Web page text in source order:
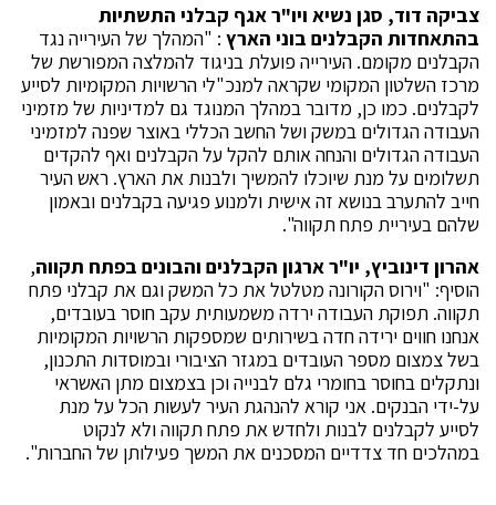
צביקה דוד, סגן נשיא ויו"ר אגף קבלני התשתיות
בהתאחדות הקבלנים בוני הארץ : "המהלך של העירייה נגד
הקבלנים מקומם. העירייה פועלת בניגוד להמלצה המפורשת של
מרכז השלטון המקומי שקראה למנכ"לי הרשויות המקומיות לסייע
לקבלנים. כמו כן, מדובר במהלך המנוגד גם למדיניות של מזמיני
העבודה הגדולים במשק ושל החשב הכללי באוצר שפנה למזמיני
העבודה הגדולים והנחה אותם להקל על הקבלנים ואף להקדים
תשלומים על מנת שיוכלו להמשיך ולבנות את הארץ. ראש העיר
חייב להתערב בנושא זה אישית ולמנוע פגיעה בקבלנים ובאמון
שלהם בעיריית פתח תקווה".
אהרון דינוביץ, יו"ר ארגון הקבלנים והבונים בפתח תקווה,
הוסיף: "וירוס הקורונה מטלטל את כל המשק וגם את קבלני פתח
תקווה. תפוקת העבודה ירדה משמעותית עקב חוסר בעובדים,
אנחנו חווים ירידה חדה בשירותים שמספקות הרשויות המקומיות
בשל צמצום מספר העובדים במגזר הציבורי ובמוסדות התכנון,
ונתקלים בחוסר בחומרי גלם לבנייה וכן בצמצום מתן האשראי
על-ידי הבנקים. אני קורא להנהגת העיר לעשות הכל על מנת
לסייע לקבלנים לבנות ולחדש את פתח תקווה ולא לנקוט
במהלכים חד צדדיים המסכנים את המשך פעילותן של החברות".